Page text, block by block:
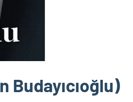
Budayıcıoğlu)